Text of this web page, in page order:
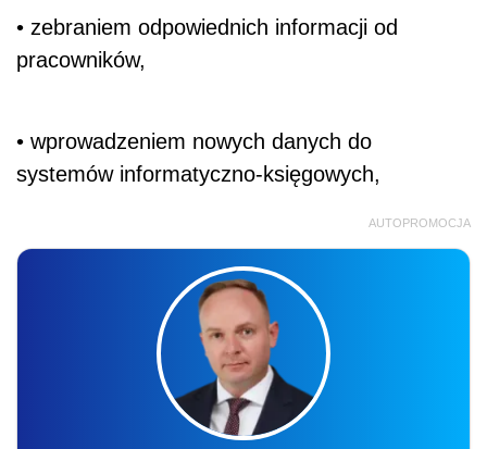
• zebraniem odpowiednich informacji od
pracowników,
• wprowadzeniem nowych danych do
systemów informatyczno-księgowych,
AUTOPROMOCJA